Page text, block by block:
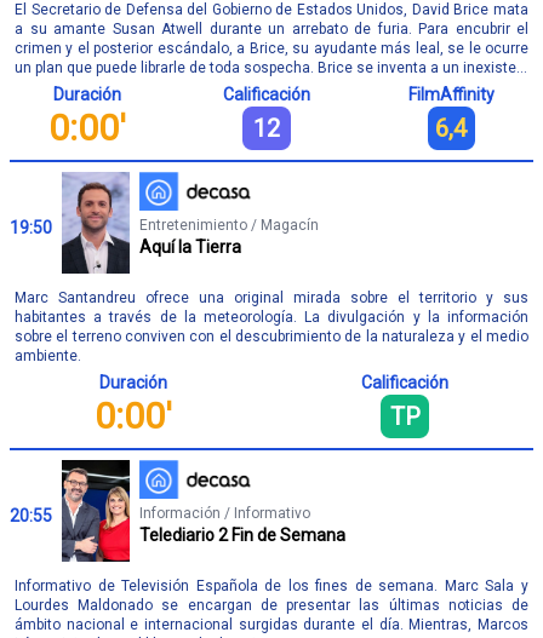
El Secretario de Defensa del Gobierno de Estados Unidos, David Brice mata
a su amante Susan Atwell durante un arrebato de furia. Para encubrir el
crimen y el posterior escándalo, a Brice, su ayudante más leal, se le ocurre
un plan que puede librarle de toda sospecha. Brice se inventa a un inexiste...
Duración
0:00'
Calificación
12
FilmAffinity
6,4
19:50 Entretenimiento / Magacín
Aquí la Tierra
Marc Santandreu ofrece una original mirada sobre el territorio y sus
habitantes a través de la meteorología. La divulgación y la información
sobre el terreno conviven con el descubrimiento de la naturaleza y el medio
ambiente.
Duración
0:00'
Calificación
TP
20:55 Información / Informativo
Telediario 2 Fin de Semana
Informativo de Televisión Española de los fines de semana. Marc Sala y
Lourdes Maldonado se encargan de presentar las últimas noticias de
ámbito nacional e internacional surgidas durante el día. Mientras, Marcos